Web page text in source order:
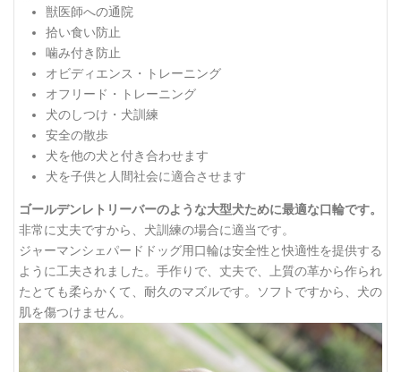
獣医師への通院
拾い食い防止
噛み付き防止
オビディエンス・トレーニング
オフリード・トレーニング
犬のしつけ・犬訓練
安全の散歩
犬を他の犬と付き合わせます
犬を子供と人間社会に適合させます
ゴールデンレトリーバーのような大型犬ために最適な口輪です。
非常に丈夫ですから、犬訓練の場合に適当です。
ジャーマンシェパードドッグ用口輪は安全性と快適性を提供する
ように工夫されました。手作りで、丈夫で、上質の革から作られ
たとても柔らかくて、耐久のマズルです。ソフトですから、犬の
肌を傷つけません。